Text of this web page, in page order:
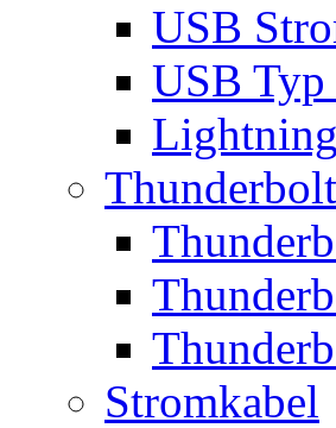
USB
USB Typ
Thunderbolt
Stromkabel